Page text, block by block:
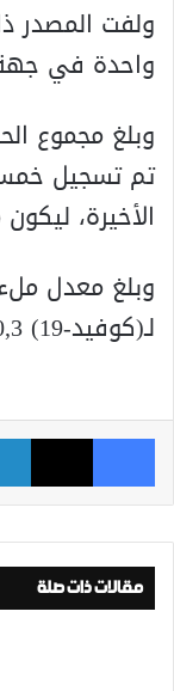
ولفت المصدر
واحدة في
الأخيرة، ليكون
وبلغ معدل
لـ(كوفيد-19) 0,3 في المائة.
فيسبوك ‫X
مقالات ذات صلة